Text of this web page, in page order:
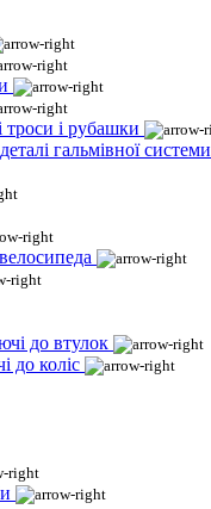
троси і рубашки
гальмівної системи
до втулок
до коліс